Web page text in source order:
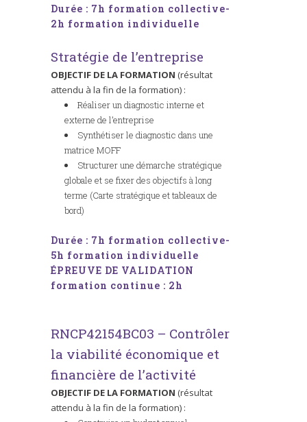
Durée : 7h formation collective-
2h formation individuelle
Stratégie de l’entreprise
OBJECTIF DE LA FORMATION (résultat
attendu à la fin de la formation) :
Réaliser un diagnostic interne et
externe de l’entreprise
Synthétiser le diagnostic dans une
matrice MOFF
Structurer une démarche stratégique
globale et se fixer des objectifs à long
terme (Carte stratégique et tableaux de
bord)
Durée : 7h formation collective-
5h formation individuelle
ÉPREUVE DE VALIDATION
formation continue : 2h
RNCP42154BC03 – Contrôler
la viabilité économique et
financière de l’activité
OBJECTIF DE LA FORMATION (résultat
attendu à la fin de la formation) :